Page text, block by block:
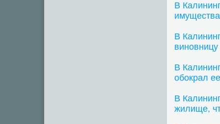
В
имущества
В
В
обокрал
В
жилище,